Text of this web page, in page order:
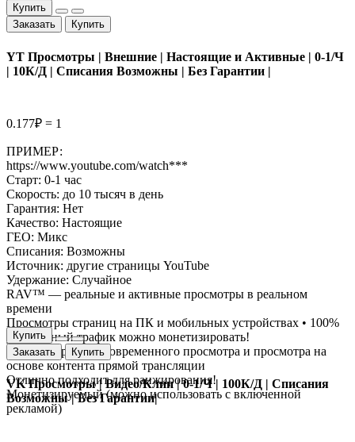
Купить
Заказать
Купить
YT Просмотры | Внешние | Настоящие и Активные | 0-1/Ч
| 10К/Д | Списания Возможны | Без Гарантии |
0.177₽ = 1
ПРИМЕР:
https://www.youtube.com/watch***
Старт: 0-1 час
Скорость: до 10 тысяч в день
Гарантия: Нет
Качество: Настоящие
ГЕО: Микс
Списания: Возможны
Источник: другие страницы YouTube
Удержание: Случайное
RAV™ — реальные и активные просмотры в реальном
времени
Просмотры страниц на ПК и мобильных устройствах • 100%
уникальный трафик можно монетизировать!
Среднее время одновременного просмотра и просмотра на
основе контента прямой трансляции
Отлично подходит для ранжирования!
Монетизируемый (можно использовать с включенной
рекламой)
Купить
Заказать
Купить
VK Просмотры | Видео/Клип | 0-1/Ч | 100К/Д | Списания
Возможны | Без Гарантии|